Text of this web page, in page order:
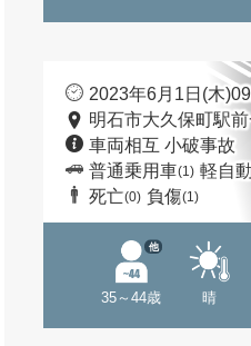
2023年6月1日(木
明石市大久保町駅
車両相互 小破事故
普通乗用車(1) 軽自
死亡(0) 負傷(1)
35～44歳
他
晴